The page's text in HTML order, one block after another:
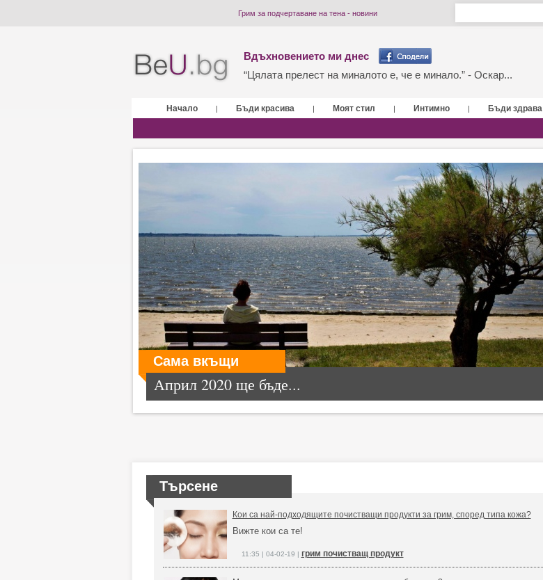
Грим за подчертаване на тена - новини
Вдъхновението ми днес
“Цялата прелест на миналото е, че е минало.” - Оскар...
Начало | Бъди красива | Моят стил | Интимно | Бъди здрава
Сама вкъщи
Април 2020 ще бъде...
Търсене
Кои са най-подходящите почистващи продукти за грим, според типа кожа?
Вижте кои са те!
11:35 | 04-02-19 | грим почистващ продукт